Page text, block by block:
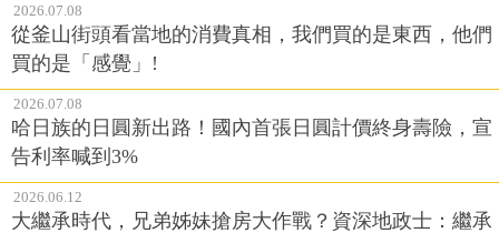
2026.07.08
從釜山街頭看當地的消費真相，我們買的是東西，他們
買的是「感覺」!
2026.07.08
哈日族的日圓新出路！國內首張日圓計價終身壽險，宣
告利率喊到3%
2026.06.12
大繼承時代，兄弟姊妹搶房大作戰？資深地政士：繼承